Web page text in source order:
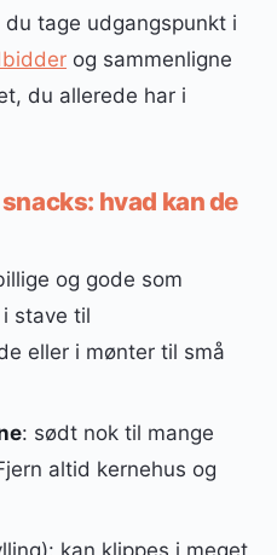
tage udgangspunkt i
og sammenligne
du allerede har i
hvad kan de
og gode som
i stave til
eller i mønter til små
: sødt nok til mange
altid kernehus og
kan klippes i meget